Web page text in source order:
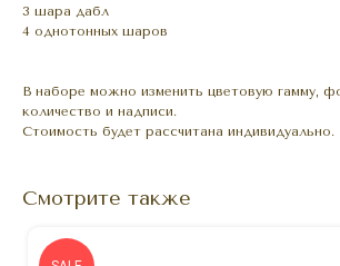
3 шара дабл
4 однотонных шаров
В наборе можно изменить цветовую гамму,
количество и надписи.
Стоимость будет рассчитана индивидуально.
Смотрите также